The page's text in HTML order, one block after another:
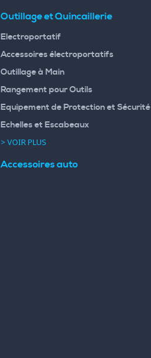
Outillage et Quincaillerie
Electroportatif
Accessoires électroportatifs
Outillage à Main
Rangement pour Outils
Equipement de Protection et Sécurité
Echelles et Escabeaux
> VOIR PLUS
Accessoires auto